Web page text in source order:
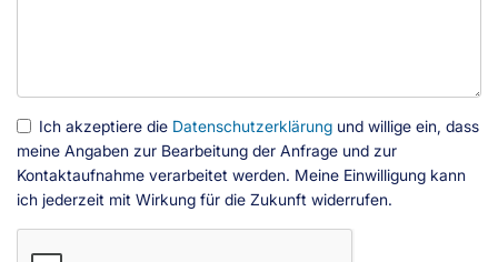
Ich akzeptiere die Datenschutzerklärung und willige ein, dass
meine Angaben zur Bearbeitung der Anfrage und zur
Kontaktaufnahme verarbeitet werden. Meine Einwilligung kann
ich jederzeit mit Wirkung für die Zukunft widerrufen.